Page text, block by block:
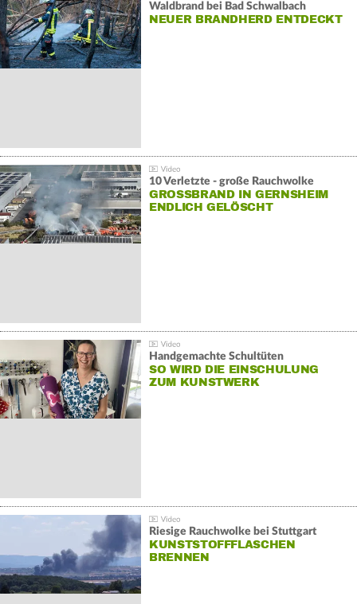
Waldbrand bei Bad Schwalbach
NEUER BRANDHERD ENTDECKT
10 Verletzte - große Rauchwolke
GROSSBRAND IN GERNSHEIM E
NDLICH GELÖSCHT
Handgemachte Schultüten
SO WIRD DIE EINSCHULUNG
ZUM KUNSTWERK
Riesige Rauchwolke bei Stuttgart
KUNSTSTOFFFLASCHEN
BRENNEN